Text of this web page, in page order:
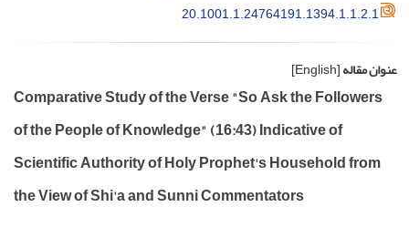
20.1001.1.24764191.1394.1.1.2.1
عنوان مقاله[English]
Comparative Study of the Verse "So Ask the Followers
of the People of Knowledge" (16:43) Indicative of
Scientific Authority of Holy Prophet's Household from
the View of Shi'a and Sunni Commentators